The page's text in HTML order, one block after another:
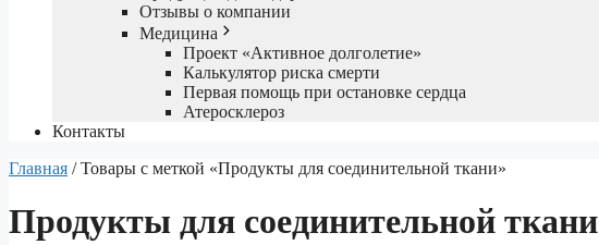
Отзывы о компании
Медицина
Проект «Активное долголетие»
Калькулятор риска смерти
Первая помощь при остановке сердца
Атеросклероз
Контакты
Главная / Товары с меткой «Продукты для соединительной ткани»
Продукты для соединительной ткани